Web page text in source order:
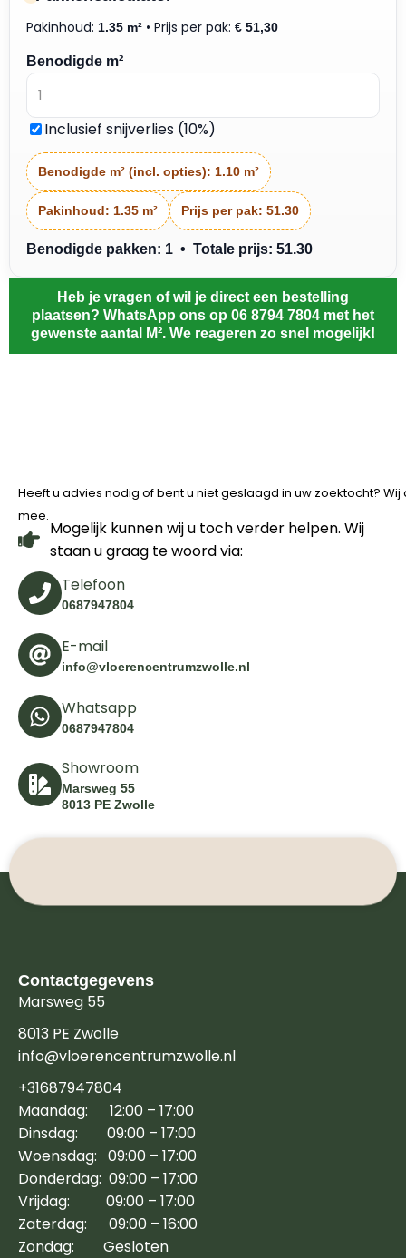
Pakinhoud: 1.35 m² • Prijs per pak: € 51,30
Benodigde m²
Inclusief snijverlies (10%)
Benodigde m² (incl. opties): 1.10 m²
Pakinhoud: 1.35 m² Prijs per pak: 51.30
Benodigde pakken: 1 • Totale prijs: 51.30
Heb je vragen of wil je direct een bestelling
plaatsen? WhatsApp ons op 06 8794 7804 met het
gewenste aantal M². We reageren zo snel mogelijk!
Heeft u advies nodig of bent u niet geslaagd in uw zoektocht?
mee.
Mogelijk kunnen wij u toch verder helpen. Wij
staan u graag te woord via:
Telefoon
0687947804
E-mail
info@vloerencentrumzwolle.nl
Whatsapp
0687947804
Showroom
Marsweg 55
8013 PE Zwolle
Contactgegevens
Marsweg 55
8013 PE Zwolle
info@vloerencentrumzwolle.nl
+31687947804
Maandag: 12:00 – 17:00
Dinsdag: 09:00 – 17:00
Woensdag: 09:00 – 17:00
Donderdag: 09:00 – 17:00
Vrijdag: 09:00 – 17:00
Zaterdag: 09:00 – 16:00
Zondag: Gesloten